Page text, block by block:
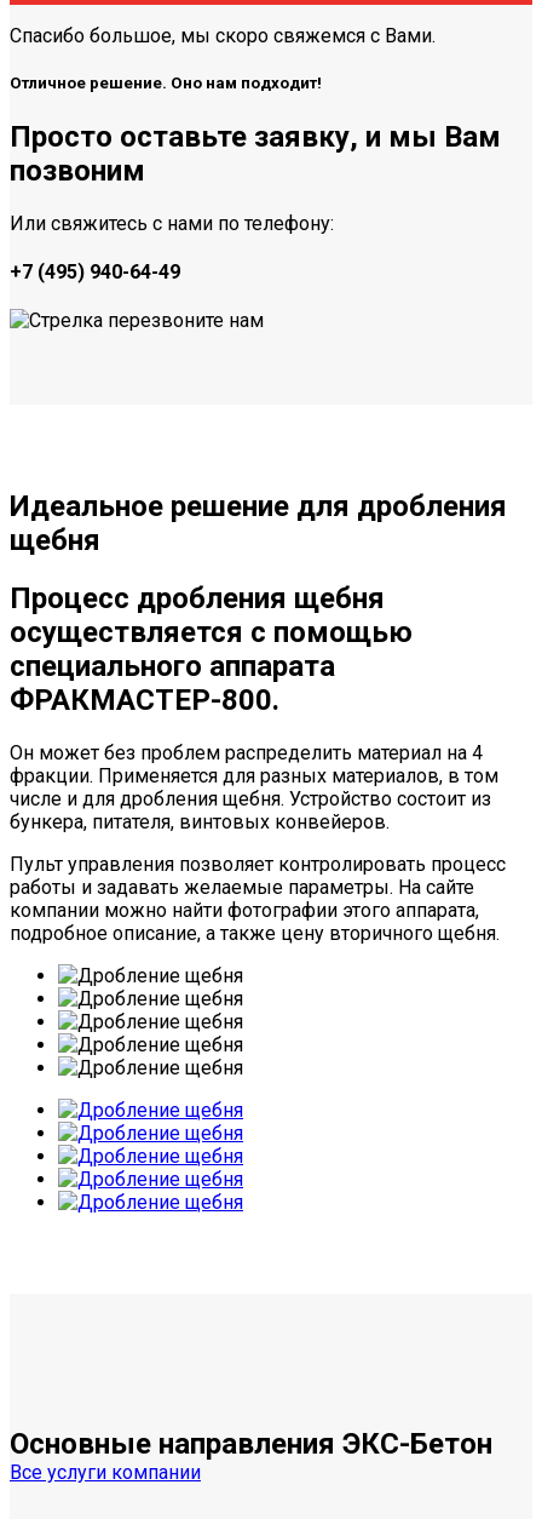
Спасибо большое, мы скоро свяжемся с Вами.
Отличное решение. Оно нам подходит!
Просто оставьте заявку, и мы Вам
позвоним
Или свяжитесь с нами по телефону:
+7 (495) 940-64-49
Идеальное решение для дробления
щебня
Процесс дробления щебня
осуществляется с помощью
специального аппарата
ФРАКМАСТЕР-800.
Он может без проблем распределить материал на 4
фракции. Применяется для разных материалов, в том
числе и для дробления щебня. Устройство состоит из
бункера, питателя, винтовых конвейеров.
Пульт управления позволяет контролировать процесс
работы и задавать желаемые параметры. На сайте
компании можно найти фотографии этого аппарата,
подробное описание, а также цену вторичного щебня.
Основные направления ЭКС-Бетон
Все услуги компании